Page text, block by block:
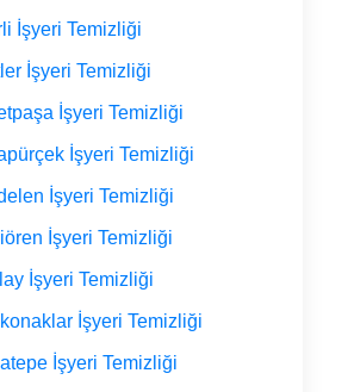
İşyeri Temizliği
İşyeri Temizliği
İşyeri Temizliği
İşyeri Temizliği
İşyeri Temizliği
İşyeri Temizliği
İşyeri Temizliği
İşyeri Temizliği
İşyeri Temizliği